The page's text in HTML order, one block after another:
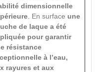
dimensionnelle
. En surface une
de laque a été
pour garantir
résistance
à l’eau,
rayures et aux